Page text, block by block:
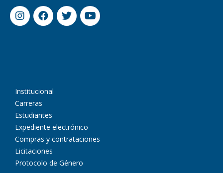
Institucional
Carreras
Estudiantes
Expediente electrónico
Compras y contrataciones
Licitaciones
Protocolo de Género